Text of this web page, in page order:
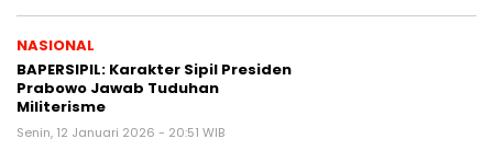
NASIONAL
BAPERSIPIL: Karakter Sipil Presiden
Prabowo Jawab Tuduhan
Militerisme
Senin, 12 Januari 2026 - 20:51 WIB